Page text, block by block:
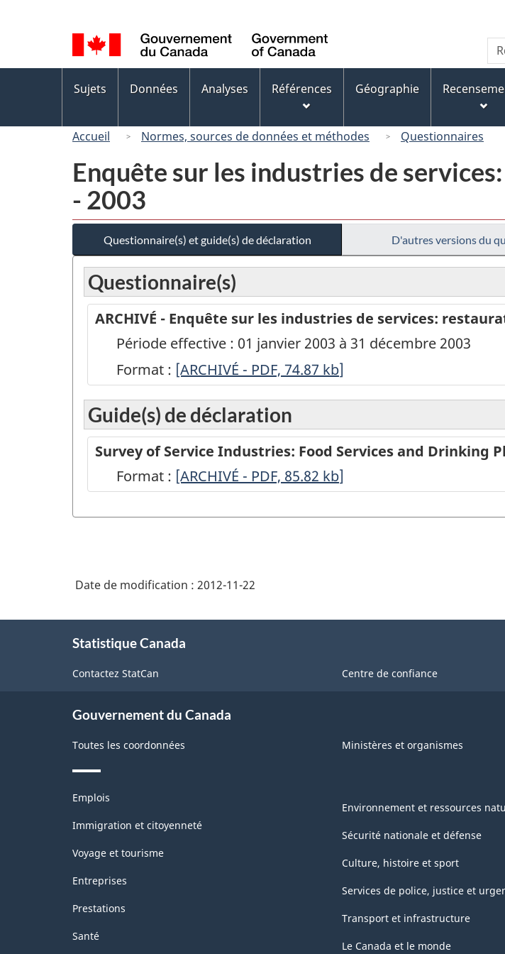
au
« À
de
ce
de
la
langue
Canada
des
Sujets Données Analyses Références Géographie
Accueil Normes, sources de données et méthodes Questionnaires
Enquête sur les industries de
- 2003
Questionnaire(s) et guide(s) de déclaration D'autres versions du
Questionnaire(s)
ARCHIVÉ - Enquête sur les industries de services:
Période effective : 01 janvier 2003 à 31 décembre 2003
Format : ARCHIVÉ
Enquête
sur
les
industries
et
boisson
-
ARCHIVÉ
[ARCHIVÉ - PDF, 74.87 kb]
Guide(s) de déclaration
Survey of Service Industries: Food Services and Drinking
Format : -
-
[ARCHIVÉ - PDF, 85.82 kb]
Date de modification : 2012-11-22
Statistique Canada
Contactez StatCan Centre de confiance
Gouvernement du Canada
Toutes les coordonnées Ministères et organismes
Thèmes
sujets
Emplois
Immigration et citoyenneté
Voyage et tourisme
Entreprises
Prestations
Santé
Environnement et ressources
Sécurité nationale et défense
Culture, histoire et sport
Services de police, justice et
Transport et infrastructure
Le Canada et le monde